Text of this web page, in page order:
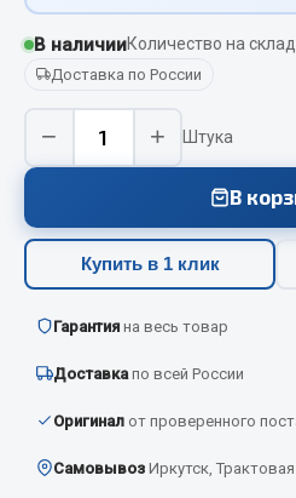
Подогреватели тосола
Весь раздел
Автотовары
Автокаталоги
Аксессуары автомобильные
Вентиляторы кабины
В наличииКоличество на
Доставка по России
− + Штука
В
Купить в 1 клик
Гарантия на весь товар
Доставка по всей России
Оригинал от проверенного
Самовывоз Иркутск,